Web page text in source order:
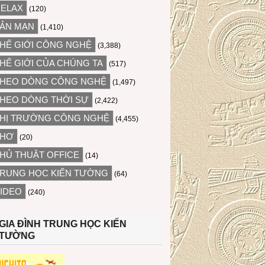
(120)
MẠN (1,410)
GIỚI CÔNG NGHỆ (3,388)
GIỚI CỦA CHÚNG TA (517)
DÒNG CÔNG NGHỆ (1,497)
DÒNG THỜI SỰ (2,422)
TRƯỜNG CÔNG NGHỆ (4,455)
(20)
THUẬT OFFICE (14)
HỌC KIẾN TƯỜNG (64)
(240)
ĐÌNH TRUNG HỌC KIẾN